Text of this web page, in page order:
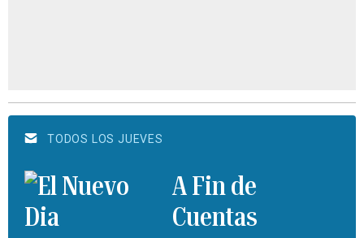
TODOS LOS JUEVES
A Fin de
Cuentas